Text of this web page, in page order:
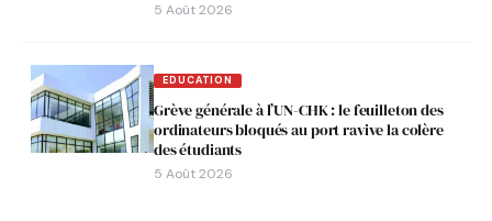
5 Août 2026
EDUCATION
Grève générale à l’UN-CHK : le feuilleton des
ordinateurs bloqués au port ravive la colère
des étudiants
5 Août 2026